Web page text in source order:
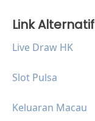
Link Alternatif
Live Draw HK
Slot Pulsa
Keluaran Macau